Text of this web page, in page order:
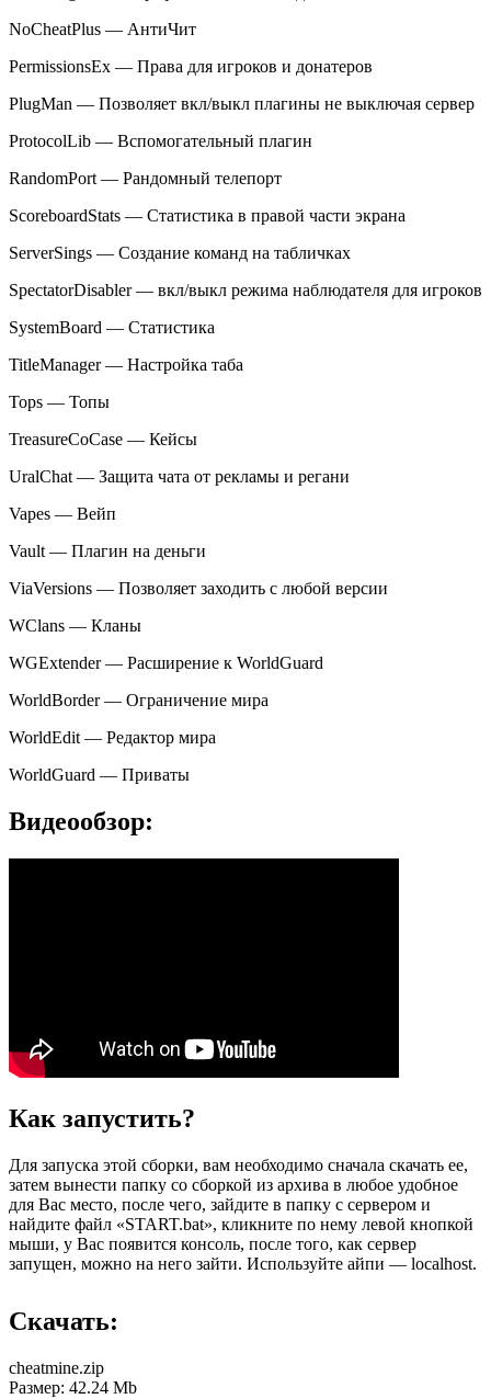
NoCheatPlus — АнтиЧит
PermissionsEx — Права для игроков и донатеров
PlugMan — Позволяет вкл/выкл плагины не выключая сервер
ProtocolLib — Вспомогательный плагин
RandomPort — Рандомный телепорт
ScoreboardStats — Статистика в правой части экрана
ServerSings — Создание команд на табличках
SpectatorDisabler — вкл/выкл режима наблюдателя для игроков
SystemBoard — Статистика
TitleManager — Настройка таба
Tops — Топы
TreasureCoCase — Кейсы
UralChat — Защита чата от рекламы и регани
Vapes — Вейп
Vault — Плагин на деньги
ViaVersions — Позволяет заходить с любой версии
WClans — Кланы
WGExtender — Расширение к WorldGuard
WorldBorder — Ограничение мира
WorldEdit — Редактор мира
WorldGuard — Приваты
Видеообзор:
Как запустить?
Для запуска этой сборки, вам необходимо сначала скачать ее,
затем вынести папку со сборкой из архива в любое удобное
для Вас место, после чего, зайдите в папку с сервером и
найдите файл «START.bat», кликните по нему левой кнопкой
мыши, у Вас появится консоль, после того, как сервер
запущен, можно на него зайти. Используйте айпи — localhost.
Скачать:
cheatmine.zip
Размер: 42.24 Mb